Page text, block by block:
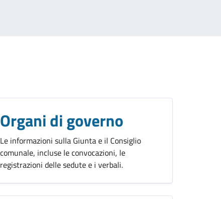
Organi di governo
Le informazioni sulla Giunta e il Consiglio
comunale, incluse le convocazioni, le
registrazioni delle sedute e i verbali.